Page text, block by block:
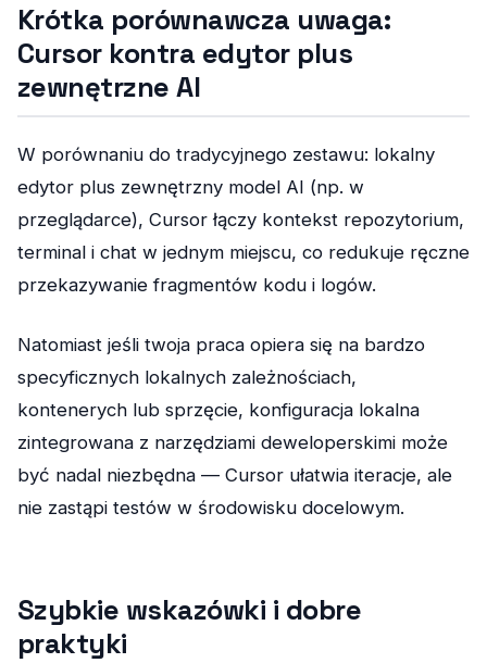
Krótka porównawcza uwaga:
Cursor kontra edytor plus
zewnętrzne AI
W porównaniu do tradycyjnego zestawu: lokalny
edytor plus zewnętrzny model AI (np. w
przeglądarce), Cursor łączy kontekst repozytorium,
terminal i chat w jednym miejscu, co redukuje ręczne
przekazywanie fragmentów kodu i logów.
Natomiast jeśli twoja praca opiera się na bardzo
specyficznych lokalnych zależnościach,
kontenerych lub sprzęcie, konfiguracja lokalna
zintegrowana z narzędziami deweloperskimi może
być nadal niezbędna — Cursor ułatwia iteracje, ale
nie zastąpi testów w środowisku docelowym.
Szybkie wskazówki i dobre
praktyki